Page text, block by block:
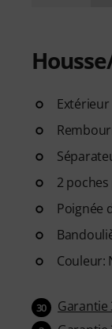
2
Poignée
Couleur:
30